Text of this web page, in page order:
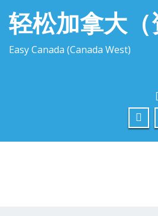
轻松加拿大（
Easy Canada (Canada West)